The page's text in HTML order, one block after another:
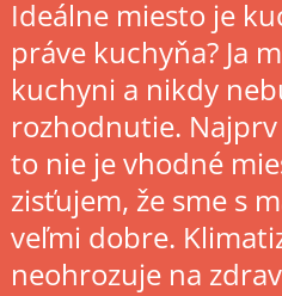
Ideálne miesto je
práve kuchyňa? Ja
kuchyni a nikdy
rozhodnutie. Najprv
to nie je vhodné
zisťujem, že sme s
veľmi dobre.
neohrozuje na